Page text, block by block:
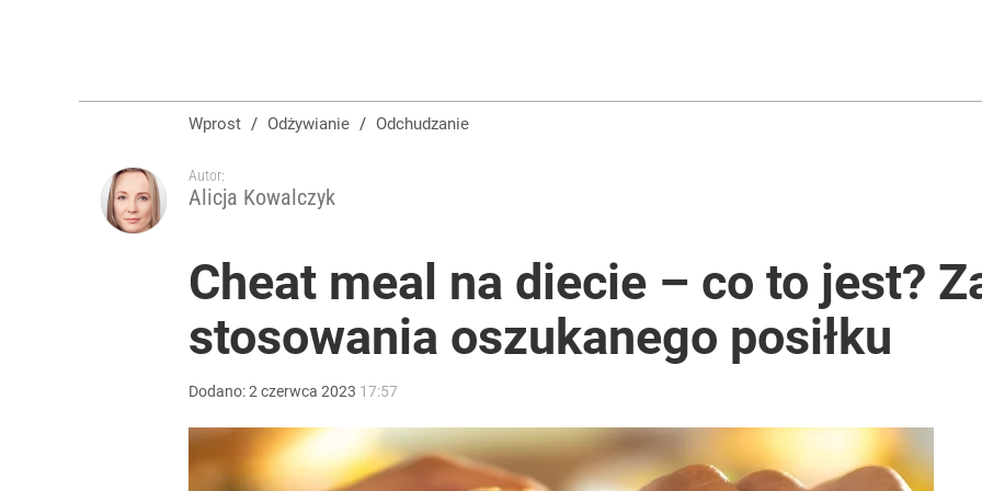
Wprost / Odżywianie / Odchudzanie
Autor:
Alicja Kowalczyk
Cheat meal na diecie – co to jest?
stosowania oszukanego posiłku
Dodano:2 czerwca 2023 17:57